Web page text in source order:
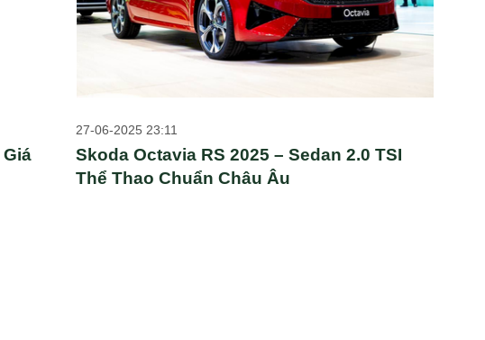
27-06-2025 23:11
Skoda Octavia RS 2025 – Sedan 2.0 TSI
Thể Thao Chuẩn Châu Âu